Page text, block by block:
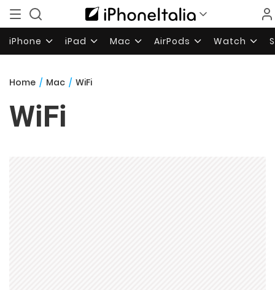
iPhone iPad Mac AirPods Watch
Home / Mac / WiFi
WiFi